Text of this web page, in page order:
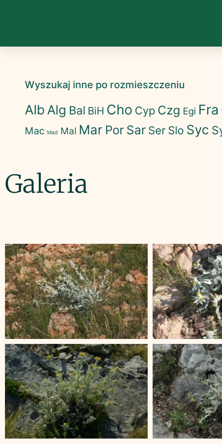
Wyszukaj inne po rozmieszczeniu
Alb Alg Bal BiH Cho Cyp Czg Egi Fra
Mac Mad Mal Mar Por Sar Ser Slo Syc
Galeria